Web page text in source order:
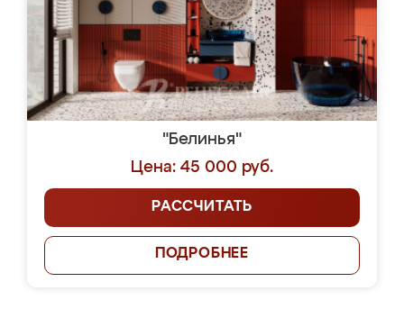
"Белинья"
Цена: 45 000 руб.
РАССЧИТАТЬ
ПОДРОБНЕЕ